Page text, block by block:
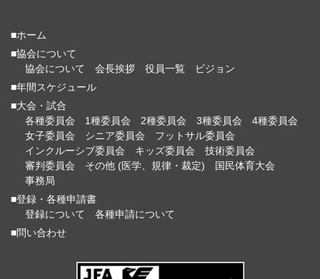
■ホーム
■協会について
協会について
会長挨拶 役員一覧
ビジョン
■年間スケジュール
■大会・試合
各種委員会
1種委員会 2種委員会 3種委員会
4種委員会
女子委員会
シニア委員会
フットサル委員会
インクルーシブ委員会
キッズ委員会
技術委員会
審判委員会
その他 (医学、規律・裁定)
国民体育大会
事務局
■登録・各種申請書
登録について
各種申請について
■問い合わせ